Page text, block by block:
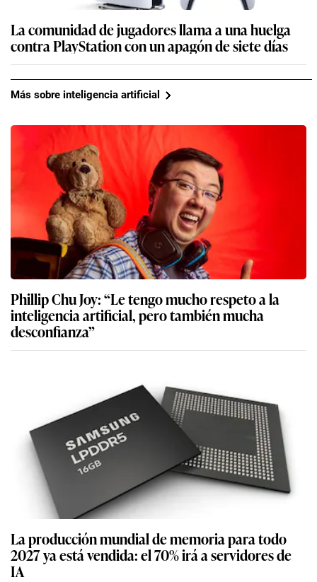
La comunidad de jugadores llama a una huelga
contra PlayStation con un apagón de siete días
Más sobre inteligencia artificial
Phillip Chu Joy: “Le tengo mucho respeto a la
inteligencia artificial, pero también mucha
desconfianza”
La producción mundial de memoria para todo
2027 ya está vendida: el 70% irá a servidores de
IA